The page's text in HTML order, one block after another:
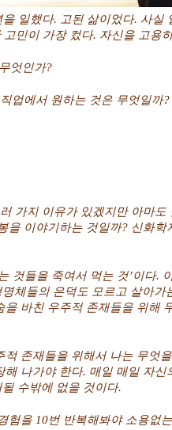
일했다. 고된 삶이었다. 사실
고민이 가장 컸다. 자신을 고용
엇인가?
업에서 원하는 것은 무엇일까
가지 이유가 있겠지만 아마
을 이야기하는 것일까? 신화
것들을 죽여서 먹는 것’이다.
체들의 은덕도 모르고 살아
을 바친 우주적 존재들을 위해
적 존재들을 위해서 나는 무엇
해 나가야 한다. 매일 매일 자
수밖에 없을 것이다.
험을 10번 반복해봐야 소용없